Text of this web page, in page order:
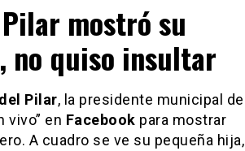
mostró su
no quiso insultar
Pilar, la presidente municipal de
vivo” en Facebook para mostrar
A cuadro se ve su pequeña hija,